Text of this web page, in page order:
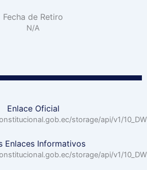
Fecha de Retiro
N/A
Enlace Oficial
storage/api/v1/
Enlaces Informativos
storage/api/v1/